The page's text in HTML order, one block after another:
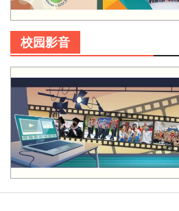
校园影音